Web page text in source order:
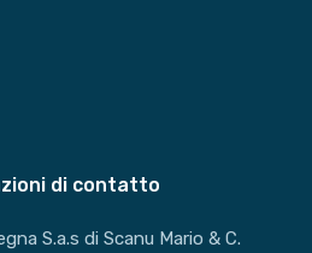
di contatto
S.a.s di Scanu Mario & C.